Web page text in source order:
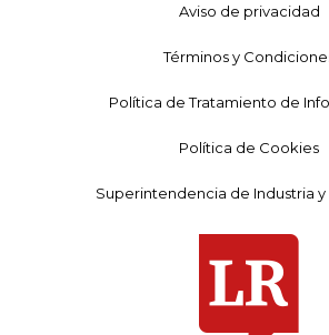
Aviso de privacidad
Términos y
Política de Tratamiento de
Política de Cookies
Superintendencia de Industria